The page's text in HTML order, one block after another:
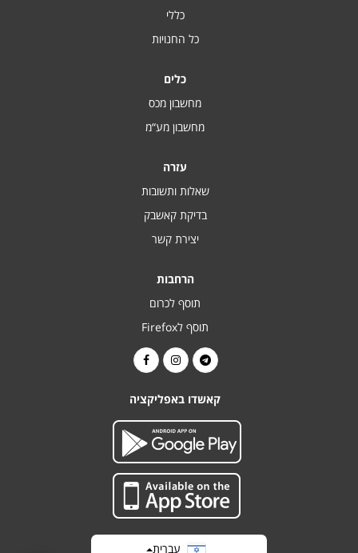
כללי
כל החנויות
כלים
מחשבון מכס
מחשבון מע“מ
עזרה
שאלות ותשובות
בדיקת קאשבק
יצירת קשר
הרחבות
תוסף לכרום
תוסף לFirefox
קאשדו באפליקציה
עברית